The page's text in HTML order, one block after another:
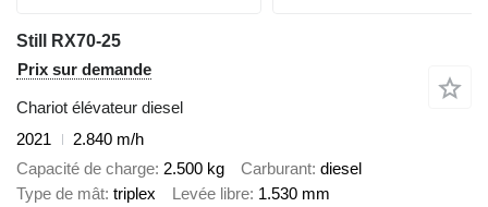
Still RX70-25
Prix sur demande
Chariot élévateur diesel
2021
2.840 m/h
Capacité de charge 2.500 kg Carburant diesel
Type de mât triplex Levée libre 1.530 mm